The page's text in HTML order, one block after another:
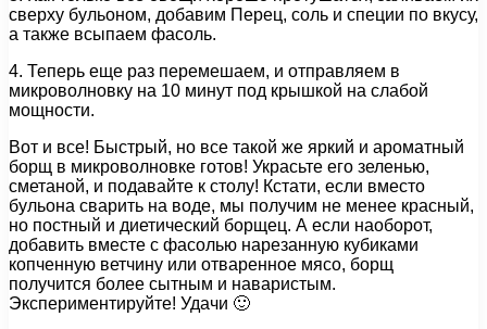
сверху бульоном, добавим Перец, соль и специи по вкусу,
а также всыпаем фасоль.
4. Теперь еще раз перемешаем, и отправляем в
микроволновку на 10 минут под крышкой на слабой
мощности.
Вот и все! Быстрый, но все такой же яркий и ароматный
борщ в микроволновке готов! Украсьте его зеленью,
сметаной, и подавайте к столу! Кстати, если вместо
бульона сварить на воде, мы получим не менее красный,
но постный и диетический борщец. А если наоборот,
добавить вместе с фасолью нарезанную кубиками
копченную ветчину или отваренное мясо, борщ
получится более сытным и наваристым.
Экспериментируйте! Удачи 🙂